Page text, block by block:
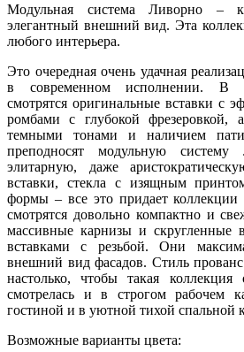
Модульная система Ливорно –
элегантный внешний вид. Эта
любого интерьера.
Это очередная очень удачная
в современном исполнении. В
смотрятся оригинальные вставки с
ромбами с глубокой фрезеровкой,
темными тонами и наличием
преподносят модульную
элитарную, даже
вставки, стекла с изящным
формы – все это придает коллекции
смотрятся довольно компактно и
массивные карнизы и скругленные
вставками с резьбой. Они
внешний вид фасадов. Стиль
настолько, чтобы такая
смотрелась и в строгом рабочем
гостиной и в уютной тихой спальной
Возможные варианты цвета: